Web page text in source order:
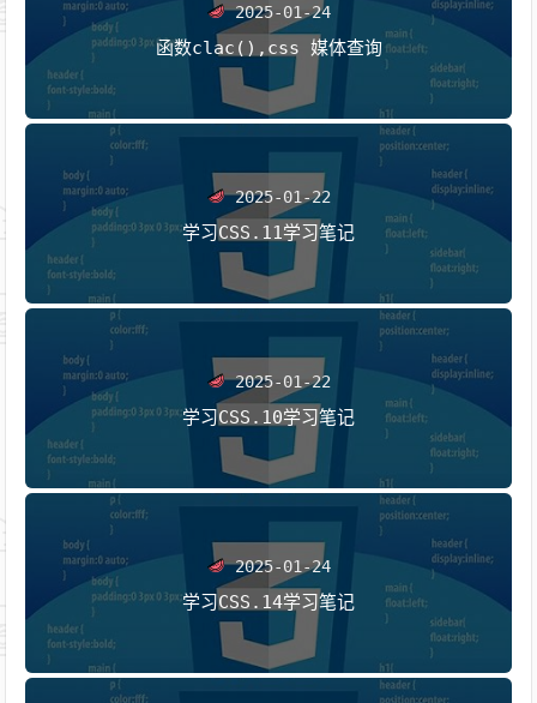
2025-01-24
函数clac(),css 媒体查询
2025-01-22
学习CSS.11学习笔记
2025-01-22
学习CSS.10学习笔记
2025-01-24
学习CSS.14学习笔记